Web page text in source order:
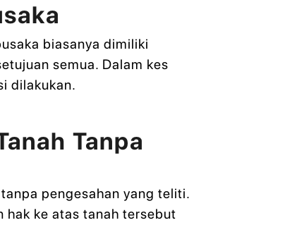
biasanya dimiliki
semua. Dalam kes
dilakukan.
Tanpa
pengesahan yang teliti.
ke atas tanah tersebut